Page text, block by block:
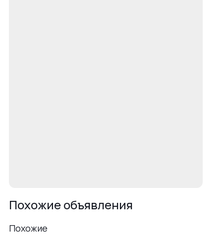
Похожие объявления
Похожие